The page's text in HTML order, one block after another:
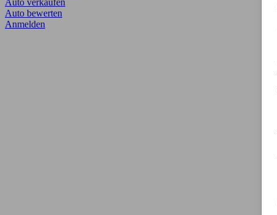
Auto verkaufen
Auto bewerten
Anmelden